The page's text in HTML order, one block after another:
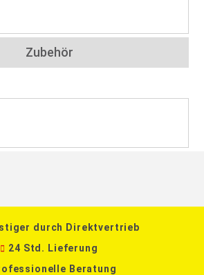
Zubehör
durch Direktvertrieb
24 Std. Lieferung
Beratung